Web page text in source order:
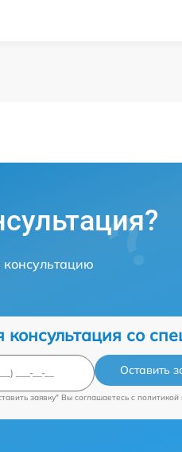
консультация со
Оставить
заявку" Вы соглашаетесь c политикой